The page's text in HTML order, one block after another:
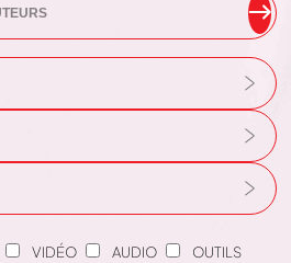
VIDÉO AUDIO
OUTILS